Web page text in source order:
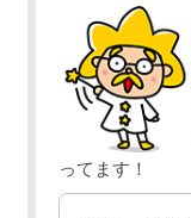
ってます！